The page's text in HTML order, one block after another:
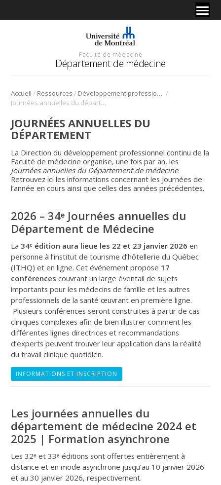
Faculté de médecine
Département de médecine
Accueil / Ressources / Développement professionnel continu /
Journées annuelles du département
JOURNÉES ANNUELLES DU
DÉPARTEMENT
La Direction du développement professionnel continu de la
Faculté de médecine organise, une fois par an, les
Journées annuelles du Département de médecine.
Retrouvez ici les informations concernant les Journées de
l’année en cours ainsi que celles des années précédentes.
2026 – 34ᵉ Journées annuelles du
Département de Médecine
La34ᵉ édition aura lieue les 22 et 23 janvier 2026en
personne à l’institut de tourisme d’hôtellerie du Québec
(ITHQ) et en ligne. Cet événement propose 17
conférences couvrant un large éventail de sujets
importants pour les médecins de famille et les autres
professionnels de la santé œuvrant en première ligne.
Plusieurs conférences seront construites à partir de cas
cliniques complexes afin de bien illustrer comment les
différentes lignes directrices et recommandations
d’experts peuvent trouver leur application dans la réalité
du travail clinique quotidien.
INFORMATIONS ET INSCRIPTION
Les journées annuelles du
département de médecine 2024 et
2025 | Formation asynchrone
Les 32ᵉ et 33ᵉ éditions sont offertes entièrement à
distance et en mode asynchrone jusqu’au 10 janvier 2026
et au 30 janvier 2026, respectivement.